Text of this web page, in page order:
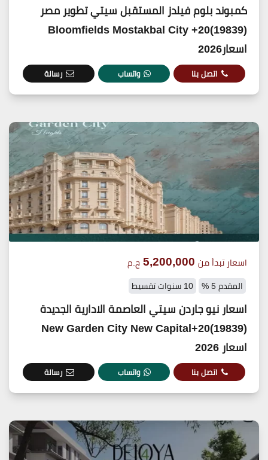
كمبوند بلوم فيلدز المستقبل سيتي تطوير مصر
(19839)20+ Bloomfields Mostakbal City
اسعار2026
اتصل بنا واتساب رسالة
اسعار تبدأ من 5,200,000 ج.م
المقدم 5 % 10 سنوات تقسيط
اسعار نيو جاردن سيتي العاصمة الادارية الجديدة
(19839)20+New Garden City New Capital
اسعار 2026
اتصل بنا واتساب رسالة